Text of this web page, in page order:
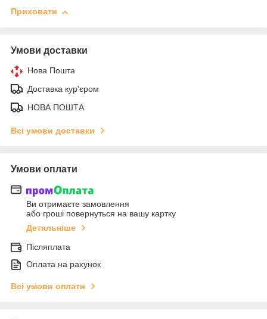
Приховати
Умови доставки
Нова Пошта
Доставка кур'єром
НОВА ПОШТА
Всі умови доставки
Умови оплати
Ви отримаєте замовлення
або гроші повернуться на вашу картку
Детальніше
Післяплата
Оплата на рахунок
Всі умови оплати